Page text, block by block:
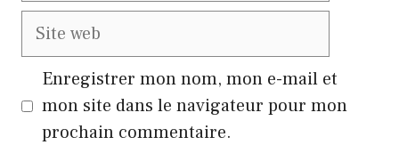
Site
Enregistrer mon nom, mon e-mail et
mon site dans le navigateur pour mon
prochain commentaire.